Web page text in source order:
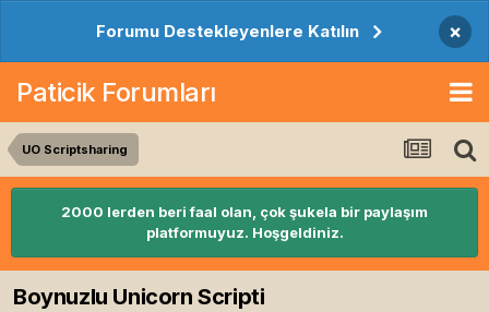
Forumu Destekleyenlere Katılın ×
Paticik Forumları
UO Scriptsharing
2000 lerden beri faal olan, çok şukela bir paylaşım
platformuyuz. Hoşgeldiniz.
Boynuzlu Unicorn Scripti